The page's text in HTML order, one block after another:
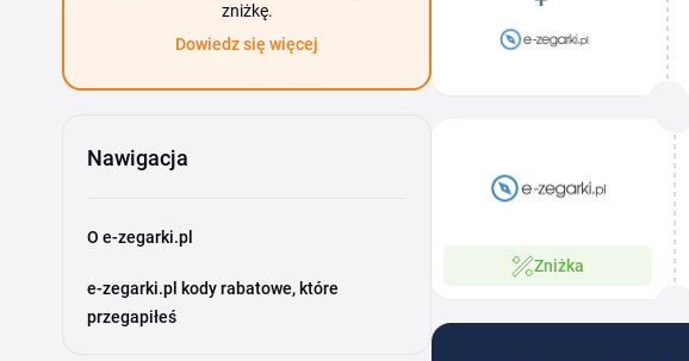
zniżkę.
Dowiedz się więcej
Nawigacja
O e-zegarki.pl
e-zegarki.pl kody rabatowe, które
przegapiłeś
Zniżka